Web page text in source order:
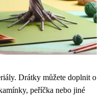
Drátky můžete doplnit o
peříčka nebo jiné